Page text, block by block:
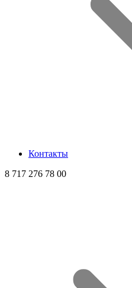
Контакты
8 717 276 78 00